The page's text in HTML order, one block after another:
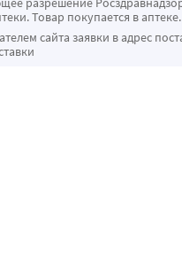
Товар покупается в аптеке.
сайта заявки в адрес